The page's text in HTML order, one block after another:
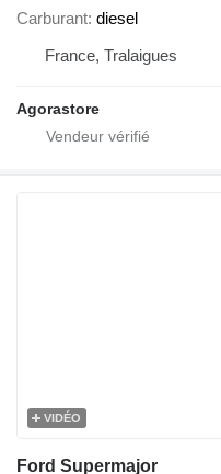
Carburant diesel
France, Tralaigues
Agorastore
VIDÉO
Ford Supermajor